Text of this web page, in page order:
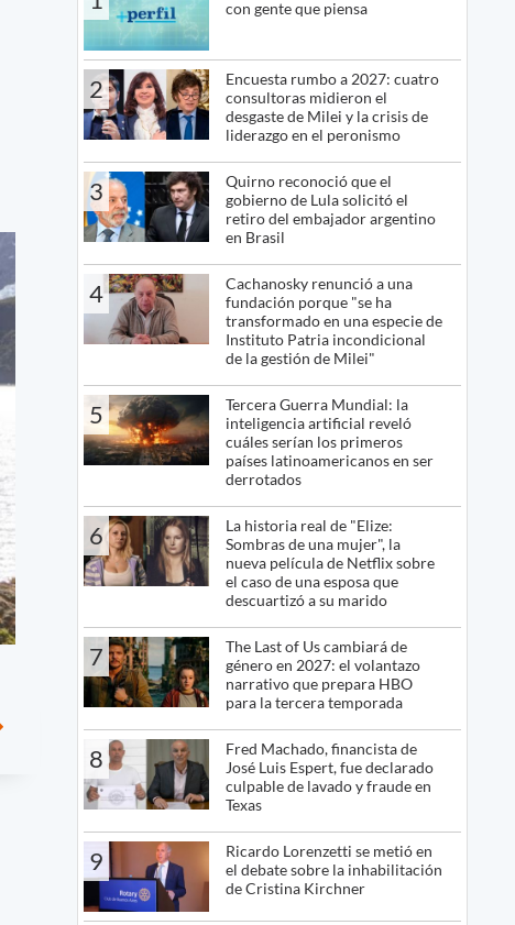
con gente que piensa
2
Encuesta rumbo a 2027: cuatro
consultoras midieron el
desgaste de Milei y la crisis de
liderazgo en el peronismo
3
Quirno reconoció que el
gobierno de Lula solicitó el
retiro del embajador argentino
en Brasil
4
Cachanosky renunció a una
fundación porque "se ha
transformado en una especie de
Instituto Patria incondicional
de la gestión de Milei"
5
Tercera Guerra Mundial: la
inteligencia artificial reveló
cuáles serían los primeros
países latinoamericanos en ser
derrotados
6
La historia real de "Elize:
Sombras de una mujer", la
nueva película de Netflix sobre
el caso de una esposa que
descuartizó a su marido
7
The Last of Us cambiará de
género en 2027: el volantazo
narrativo que prepara HBO
para la tercera temporada
8
Fred Machado, financista de
José Luis Espert, fue declarado
culpable de lavado y fraude en
Texas
9
Ricardo Lorenzetti se metió en
el debate sobre la inhabilitación
de Cristina Kirchner